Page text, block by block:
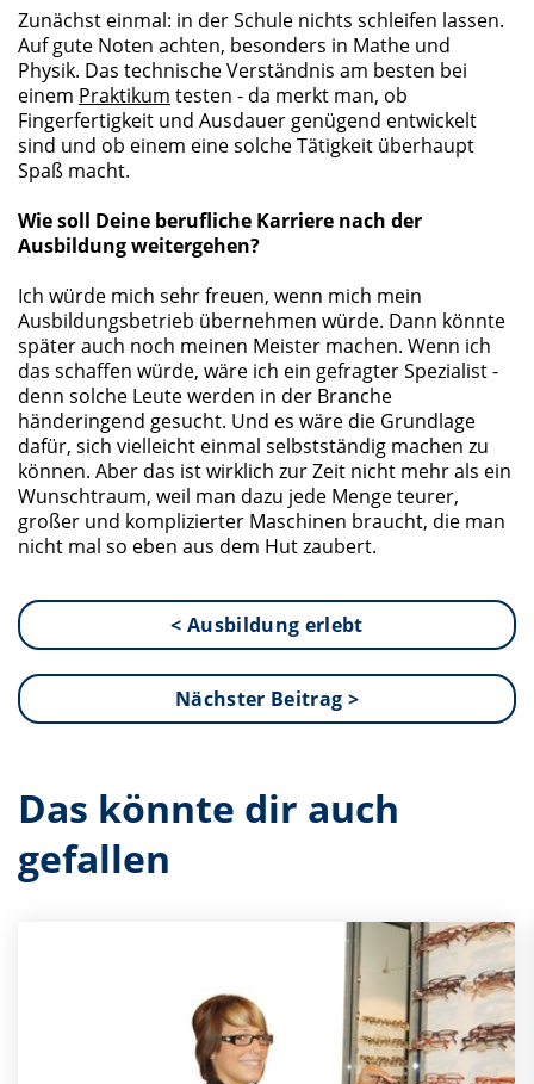
Zunächst einmal: in der Schule nichts schleifen lassen.
Auf gute Noten achten, besonders in Mathe und
Physik. Das technische Verständnis am besten bei
einem Praktikum testen - da merkt man, ob
Fingerfertigkeit und Ausdauer genügend entwickelt
sind und ob einem eine solche Tätigkeit überhaupt
Spaß macht.
Wie soll Deine berufliche Karriere nach der
Ausbildung weitergehen?
Ich würde mich sehr freuen, wenn mich mein
Ausbildungsbetrieb übernehmen würde. Dann könnte
später auch noch meinen Meister machen. Wenn ich
das schaffen würde, wäre ich ein gefragter Spezialist -
denn solche Leute werden in der Branche
händeringend gesucht. Und es wäre die Grundlage
dafür, sich vielleicht einmal selbstständig machen zu
können. Aber das ist wirklich zur Zeit nicht mehr als ein
Wunschtraum, weil man dazu jede Menge teurer,
großer und komplizierter Maschinen braucht, die man
nicht mal so eben aus dem Hut zaubert.
< Ausbildung erlebt
Nächster Beitrag >
Das könnte dir auch
gefallen